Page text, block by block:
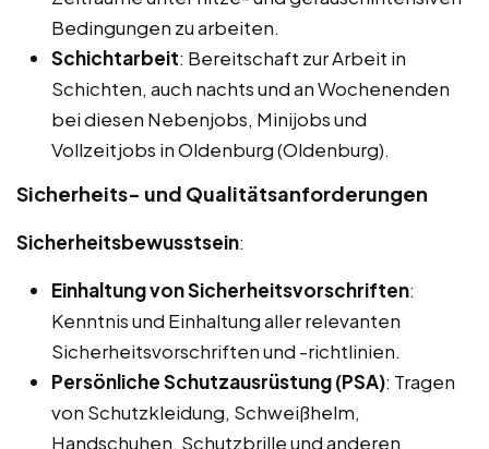
Bedingungen zu arbeiten.
Schichtarbeit: Bereitschaft zur Arbeit in
Schichten, auch nachts und an Wochenenden
bei diesen Nebenjobs, Minijobs und
Vollzeitjobs in Oldenburg (Oldenburg).
Sicherheits- und Qualitätsanforderungen
Sicherheitsbewusstsein:
Einhaltung von Sicherheitsvorschriften:
Kenntnis und Einhaltung aller relevanten
Sicherheitsvorschriften und -richtlinien.
Persönliche Schutzausrüstung (PSA): Tragen
von Schutzkleidung, Schweißhelm,
Handschuhen, Schutzbrille und anderen